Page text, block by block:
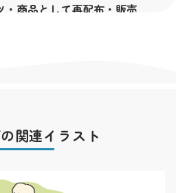
・商品として再配布・販売
素材の著作権は私横浜市が所
関連イラスト